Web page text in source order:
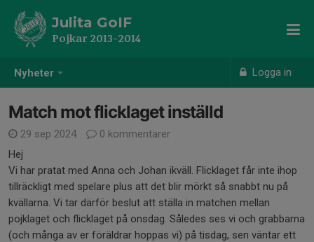
Nyheter Logga in
Julita GoIF
Pojkar 2013-2014
Match mot flicklaget inställd
29 sep 2024
0 kommentarer
Hej
Vi har pratat med Anna och Johan ikväll. Flicklaget får inte ihop
tillräckligt med spelare plus att det blir mörkt så snabbt nu på
kvällarna. Vi tar därför beslut att ställa in matchen mellan
pojklaget och flicklaget på onsdag. Således ses vi och grabbarna
(och många av er föräldrar hoppas vi) på tisdag, sen väntar ett